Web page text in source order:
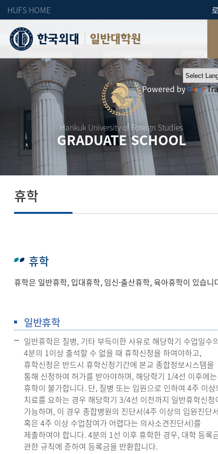
HUFS HOME
일반대학원
Hankuk University of Foreign Studies
GRADUATE SCHOOL
Powered by
휴학
휴학
휴학은 일반휴학, 입대휴학, 임신·출산휴학, 육아휴학이 있습니
일반휴학
일반휴학은 질병, 기타 부득이한 사유로 해당학기 수업일수
4분의 1이상 출석할 수 없을 때 휴학신청을 하여야하고,
휴학신청은 반드시 휴학신청기간에 본교 종합정보시스템을
통해 신청하여 허가를 받아야하며, 해당학기 1/4선 이후에는
휴학이 불가합니다. 단, 질병 또는 입원으로 인하여 4주 이상
치료를 요하는 경우 해당학기 3/4선 이전까지 일반휴학신청
가능하며, 이 경우 종합병원의 진단서(4주 이상의 입원진단
혹은 4주 이상 수업참여가 어렵다는 의사소견진단서)를
제출하여야 합니다. 4분의 1선 이후 휴학한 경우, 대학 등록
관한 규칙에 준하여 등록금을 반환합니다.